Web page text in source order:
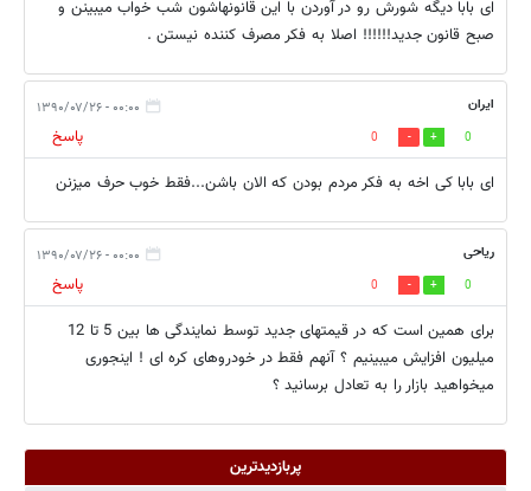
ای بابا دیگه شورش رو در آوردن با این قانونهاشون شب خواب میبینن و
صبح قانون جدید!!!!!! اصلا به فکر مصرف کننده نیستن .
ایران ۰۰:۰۰ - ۱۳۹۰/۰۷/۲۶
0
0
پاسخ
ای بابا کی اخه به فکر مردم بودن که الان باشن...فقط خوب حرف میزنن
ریاحی ۰۰:۰۰ - ۱۳۹۰/۰۷/۲۶
0
0
پاسخ
برای همین است که در قیمتهای جدید توسط نمایندگی ها بین 5 تا 12
میلیون افزایش میبینیم ؟ آنهم فقط در خودروهای کره ای ! اینجوری
میخواهید بازار را به تعادل برسانید ؟
پربازدیدترین